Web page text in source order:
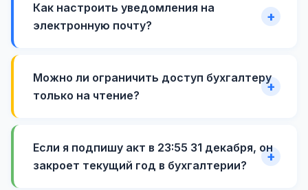
Как настроить уведомления на
электронную почту?
Можно ли ограничить доступ бухгалтеру
только на чтение?
Если я подпишу акт в 23:55 31 декабря, он
закроет текущий год в бухгалтерии?